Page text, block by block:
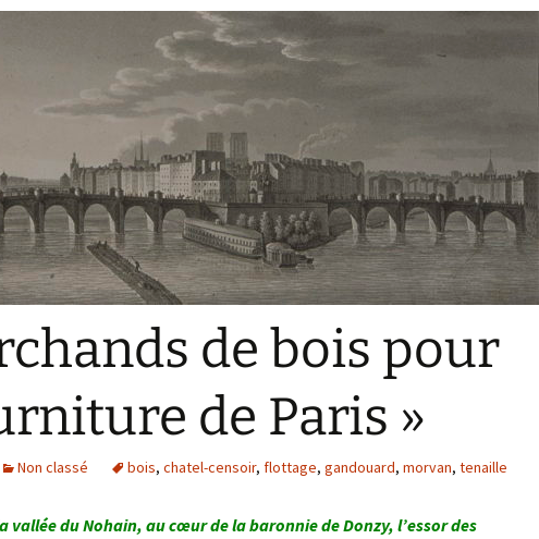
Seigneurie de Courtenay
Comté de Sancerre
Bargis
Donziais
de bois pour
de Paris »
Non classé bois, chatel-censoir, flottage, gandouard, morvan, tenaille
vallée du Nohain, au cœur de la baronnie de Donzy, l’essor des